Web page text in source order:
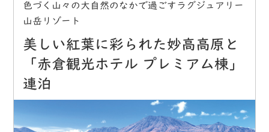
色づく山々の大自然のなかで過ごすラグジュアリー
山岳リゾート
美しい紅葉に彩られた妙高高原と
「赤倉観光ホテル プレミアム棟」
連泊